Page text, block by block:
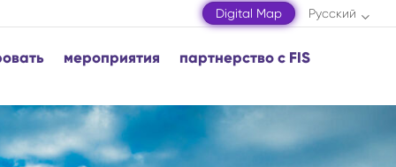
Digital Map Русский
мероприятия партнерство с FIS